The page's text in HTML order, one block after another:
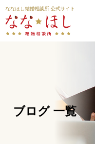
ななほし結婚相談所 公式サイト
ブログ 一覧